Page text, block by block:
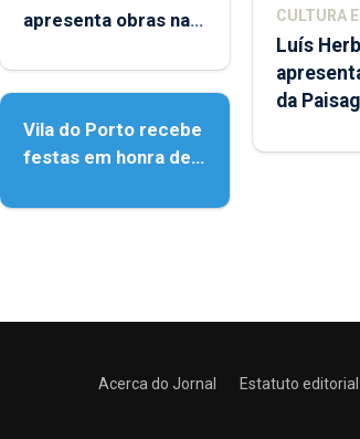
apresenta obras na
Porto
Vila do Porto recebe
festas em honra de
Assunção
CULTURA
Luís
da
Acerca do Jornal Estatuto editorial